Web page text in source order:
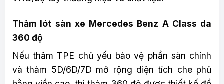
Thảm lót sàn xe Mercedes Benz A Class da
360 độ
Nếu thảm TPE chủ yếu bảo vệ phần sàn chính
và thảm 5D/6D/7D mở rộng diện tích che phủ